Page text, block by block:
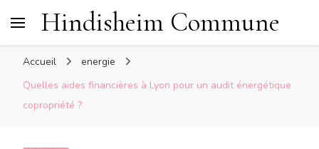
Hindisheim Commune
Accueil
energie
Quelles aides financières à Lyon pour un audit énergétique
copropriété ?